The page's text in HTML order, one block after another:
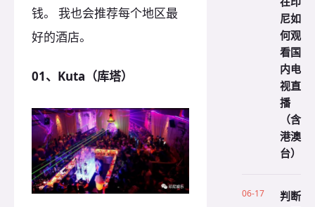
钱。 我也会推荐每个地区最
好的酒店。
01、Kuta（库塔）
尼如
何观
看国
内电
视直
播
（含
港澳
台）
06-17
判断